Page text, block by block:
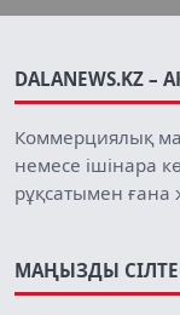
DALANEWS.KZ –
Коммерциялық
немесе ішінара
рұқсатымен ғана
МАҢЫЗДЫ